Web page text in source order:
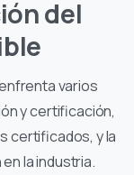
del
varios
y certificación,
certificados, y la
la industria.